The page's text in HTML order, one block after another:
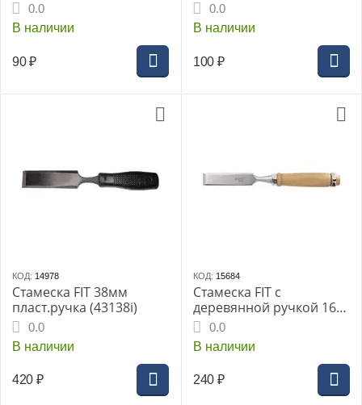
0.0
В наличии
90 ₽
0.0
В наличии
100 ₽
КОД: 14978
Стамеска FIT 38мм
пласт.ручка (43138i)
0.0
В наличии
420 ₽
КОД: 15684
Стамеска FIT с
деревянной ручкой 16
мм0.0
В наличии
240 ₽